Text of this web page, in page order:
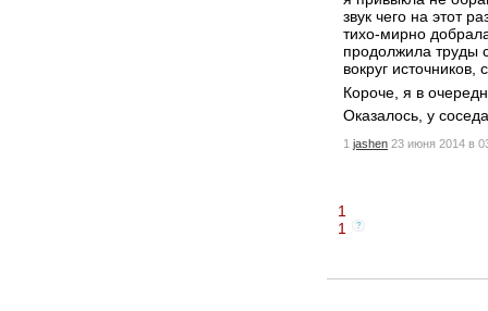
звук чего на этот
тихо-мирно
продолжила труды
вокруг
Короче, я в
Оказалось, у
1 jashen 23 июня 2014 в
1
1
?